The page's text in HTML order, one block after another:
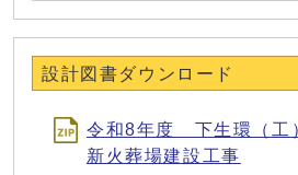
設計図書ダウンロード
令和8年度 下生環（
新火葬場建設工事